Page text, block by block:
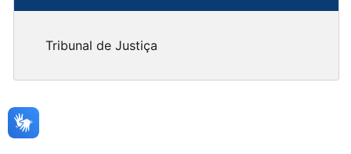
Tribunal de Justiça